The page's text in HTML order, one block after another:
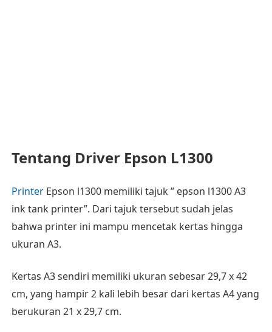
Tentang Driver Epson L1300
PrinterEpson l1300 memiliki tajuk ” epson l1300 A3
ink tank printer”. Dari tajuk tersebut sudah jelas
bahwa printer ini mampu mencetak kertas hingga
ukuran A3.
Kertas A3 sendiri memiliki ukuran sebesar 29,7 x 42
cm, yang hampir 2 kali lebih besar dari kertas A4 yang
berukuran 21 x 29,7 cm.